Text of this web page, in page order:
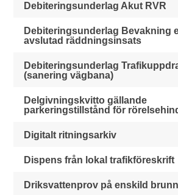
Debiteringsunderlag Akut RVR
Debiteringsunderlag Bevakning
avslutad räddningsinsats
Debiteringsunderlag
(sanering vägbana)
Delgivningskvitto gällande
parkeringstillstånd för
Digitalt ritningsarkiv
Dispens från lokal trafikföreskrift
Driksvattenprov på enskild brunn